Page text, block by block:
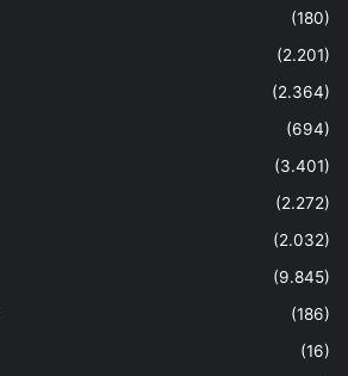
(180)
(2.201)
(2.364)
(694)
(3.401)
(2.272)
(2.032)
(9.845)
(186)
(16)